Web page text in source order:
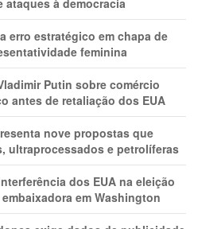
à democracia
erro estratégico em chapa de
feminina
Putin sobre comércio
antes de retaliação dos EUA
nove propostas que
ultraprocessados e petrolíferas
dos EUA na eleição
em Washington